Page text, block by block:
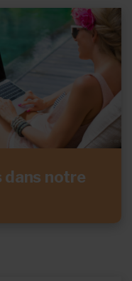
dans notre